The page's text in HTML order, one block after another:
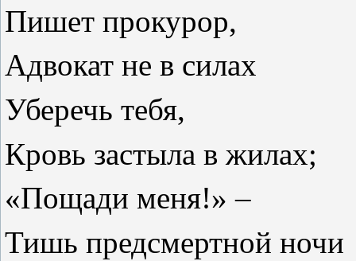
Пишет прокурор,
Адвокат не в силах
Уберечь тебя,
Кровь застыла в жилах;
«Пощади меня!» –
Тишь предсмертной ночи